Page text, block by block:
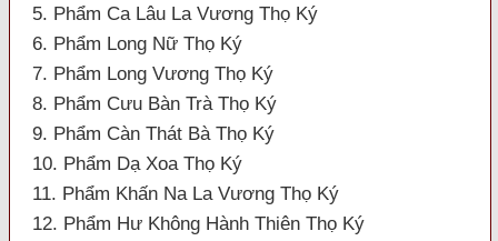
5. Phẩm Ca Lâu La Vương Thọ Ký
6. Phẩm Long Nữ Thọ Ký
7. Phẩm Long Vương Thọ Ký
8. Phẩm Cưu Bàn Trà Thọ Ký
9. Phẩm Càn Thát Bà Thọ Ký
10. Phẩm Dạ Xoa Thọ Ký
11. Phẩm Khấn Na La Vương Thọ Ký
12. Phẩm Hư Không Hành Thiên Thọ Ký